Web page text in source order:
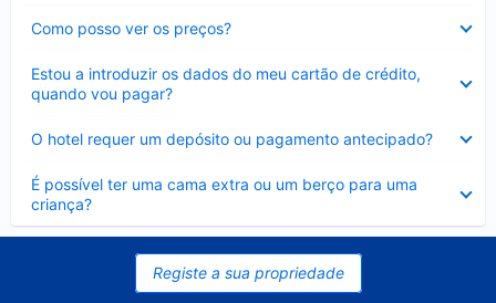
Como posso ver os preços?
fechado
Estou a introduzir os dados do meu cartão de crédito,
quando vou pagar?
fechado
O hotel requer um depósito ou pagamento antecipado?
fechado
É possível ter uma cama extra ou um berço para uma
criança?
Elemento
fechado
Registe a sua propriedade